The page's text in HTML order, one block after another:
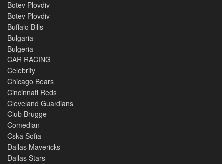
Botev Plovdiv
Botev Plovdiv
Buffalo Bills
Bulgaria
Bulgeria
CAR RACING
Celebrity
Chicago Bears
Cincinnati Reds
Cleveland Guardians
Club Brugge
Comedian
Cska Sofia
Dallas Mavericks
Dallas Stars